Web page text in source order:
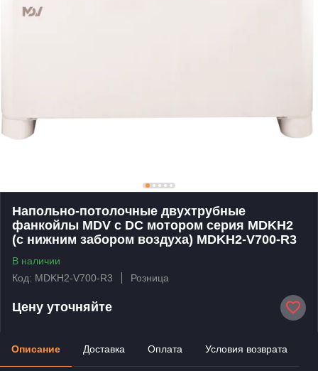
Напольно-потолочные двухтрубные
фанкойлы MDV с DC мотором серия MDKH2
(с нижним забором воздуха) MDKH2-V700-R3
В наличии
Код: MDKH2-V700-R3
Розница
Цену уточняйте
Описание Доставка Оплата Условия возврата